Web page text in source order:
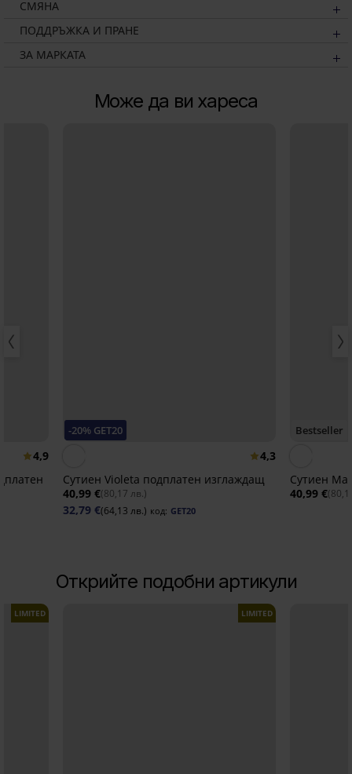
СМЯНА
ПОДДРЪЖКА И ПРАНЕ
ЗА МАРКАТА
Може да ви хареса
4,9
-20% GET20
4,3
Сутиен Violeta подплатен изглаждащ
40,99 €(80,17 лв.)
32,79 €(64,13 лв.) код: GET20
Bestseller
Сутиен
40,99 €
Открийте подобни артикули
LIMITED LIMITED